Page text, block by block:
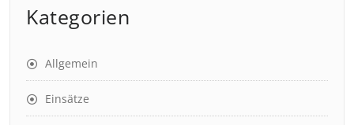
Kategorien
Allgemein
Einsätze